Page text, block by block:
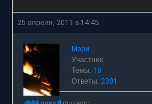
25 апреля, 2011 в 14:45
Мэри
Участник
Темы: 10
Ответы: 2301